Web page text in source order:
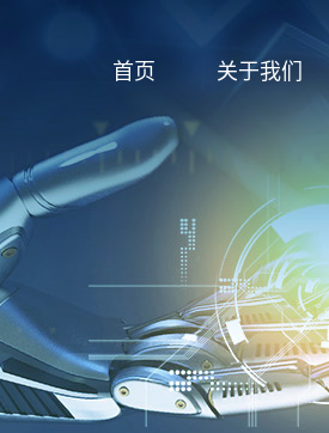
首页 关于我们